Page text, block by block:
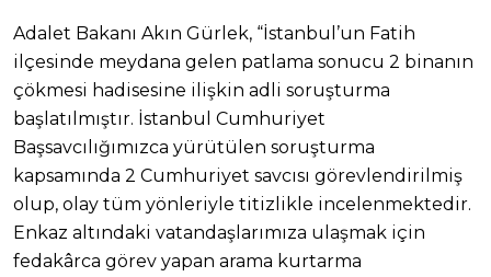
Adalet Bakanı Akın Gürlek, “İstanbul’un Fatih
ilçesinde meydana gelen patlama sonucu 2 binanın
çökmesi hadisesine ilişkin adli soruşturma
başlatılmıştır. İstanbul Cumhuriyet
Başsavcılığımızca yürütülen soruşturma
kapsamında 2 Cumhuriyet savcısı görevlendirilmiş
olup, olay tüm yönleriyle titizlikle incelenmektedir.
Enkaz altındaki vatandaşlarımıza ulaşmak için
fedakârca görev yapan arama kurtarma